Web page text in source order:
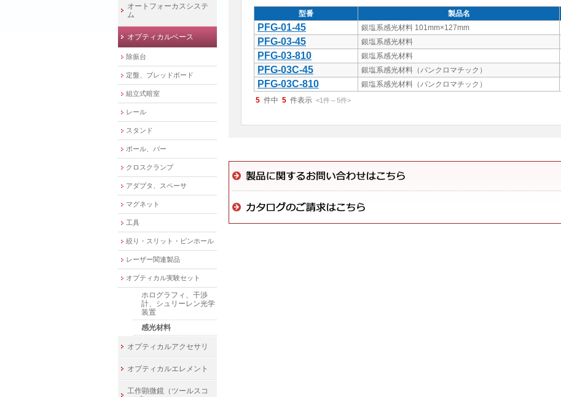
型番 製品名
PFG-01-45 銀塩系感光材料 101mm×127mm
PFG-03-45 銀塩系感光材料
PFG-03-810 銀塩系感光材料
PFG-03C-45 銀塩系感光材料（パンクロマチック）
PFG-03C-810 銀塩系感光材料（パンクロマチック）
5 件中 5 件表示 <1件～5件>
オートフォーカスシステ
ム
オプティカルベース
除振台
定盤、ブレッドボード
組立式暗室
レール
スタンド
ポール、バー
クロスクランプ
アダプタ、スペーサ
マグネット
工具
絞り・スリット・ピンホール
レーザー関連製品
オプティカル実験セット
ホログラフィ、干渉
計、シュリーレン光学
装置
感光材料
オプティカルアクセサリ
オプティカルエレメント
工作顕微鏡（ツールスコ